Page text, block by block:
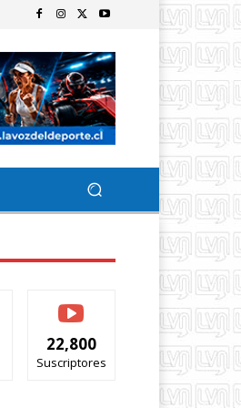
22,800
Suscriptores